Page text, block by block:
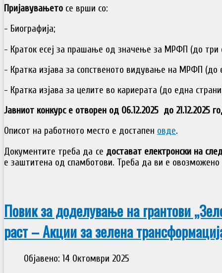
Пријавувањето се врши со:
- Биографија;
- Краток есеј за прашање од значење за МРФП (до три
- Кратка изјава за сопственото видување на МРФП (до
- Кратка изјава за целите во кариерата (до една
Јавниот конкурс е отворен од 06.12.2025 до 21.12.2025
Описот на работното место е достапен овде.
Документите треба да се достават електронски на
е заштитена од спамботови. Треба да ви е овозможено
Повик за доделување на грантови
раст – Акции за зелена
Објавено: 14 Октомври 2025